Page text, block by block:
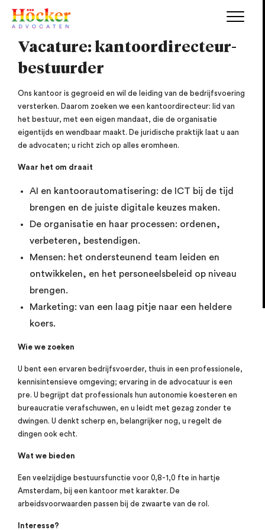
Vacature: kantoordirecteur-
bestuurder
Ons kantoor is gegroeid en wil de leiding van de bedrijfsvoering
versterken. Daarom zoeken we een kantoordirecteur: lid van
het bestuur, met een eigen mandaat, die de organisatie
eigentijds en wendbaar maakt. De juridische praktijk laat u aan
de advocaten; u richt zich op alles eromheen.
Waar het om draait
AI en kantoorautomatisering: de ICT bij de tijd
brengen en de juiste digitale keuzes maken.
De organisatie en haar processen: ordenen,
verbeteren, bestendigen.
Mensen: het ondersteunend team leiden en
ontwikkelen, en het personeelsbeleid op niveau
brengen.
Marketing: van een laag pitje naar een heldere
koers.
Wie we zoeken
U bent een ervaren bedrijfsvoerder, thuis in een professionele,
kennisintensieve omgeving; ervaring in de advocatuur is een
pre. U begrijpt dat professionals hun autonomie koesteren en
bureaucratie verafschuwen, en u leidt met gezag zonder te
dwingen. U denkt scherp en, belangrijker nog, u regelt de
dingen ook echt.
Wat we bieden
Een veelzijdige bestuursfunctie voor 0,8-1,0 fte in hartje
Amsterdam, bij een kantoor met karakter. De
arbeidsvoorwaarden passen bij de zwaarte van de rol.
Interesse?